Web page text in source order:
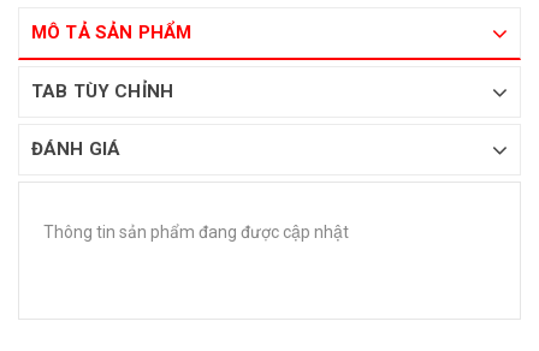
MÔ TẢ SẢN PHẨM
TAB TÙY CHỈNH
ĐÁNH GIÁ
Thông tin sản phẩm đang được cập nhật